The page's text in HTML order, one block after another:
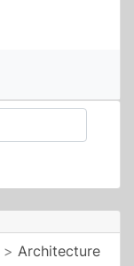
> Architecture